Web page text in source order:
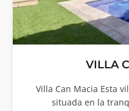
VILLA
Villa Can Macia Esta
situada en la